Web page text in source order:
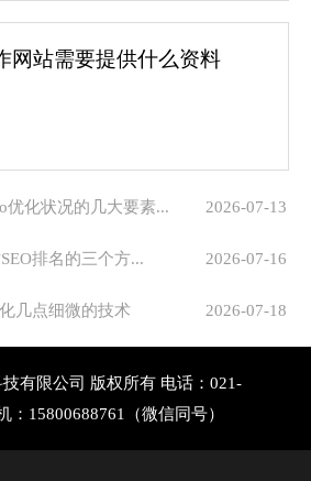
网站需要提供什么资料
2026-07-13
优化状况的几大要素...
2026-07-16
排名的三个方...
2026-07-18
几点细微的技术
技有限公司 版权所有 电话：021-
：15800688761（微信同号）